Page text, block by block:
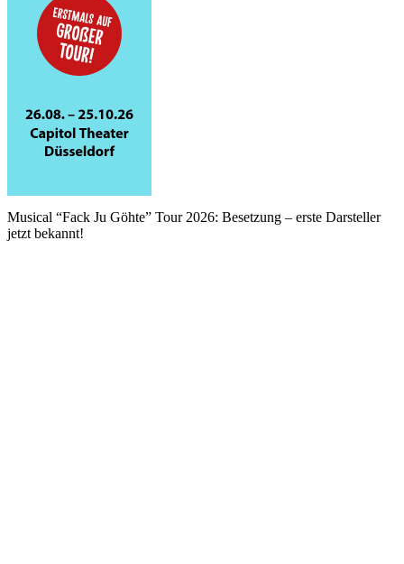
Musical “Fack Ju Göhte” Tour 2026: Besetzung – erste Darsteller
jetzt bekannt!